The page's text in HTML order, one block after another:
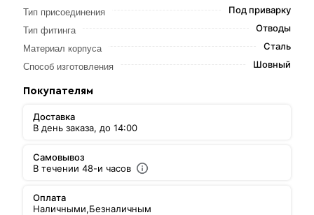
Тип присоединения Под приварку
Тип фитинга Отводы
Материал корпуса Сталь
Способ изготовления Шовный
Покупателям
Доставка
В день заказа, до 14:00
Самовывоз
В течении 48-и часов
Оплата
Наличными,Безналичным